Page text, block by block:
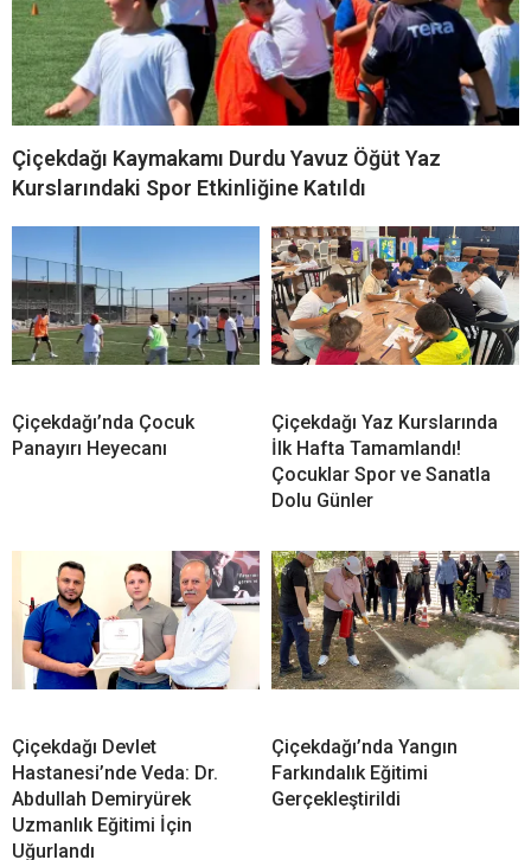
Çiçekdağı Kaymakamı Durdu Yavuz Öğüt Yaz
Kurslarındaki Spor Etkinliğine Katıldı
Çiçekdağı’nda Çocuk
Panayırı Heyecanı
Çiçekdağı Yaz Kurslarında
İlk Hafta Tamamlandı!
Çocuklar Spor ve Sanatla
Dolu Günler
Çiçekdağı Devlet
Hastanesi’nde Veda: Dr.
Abdullah Demiryürek
Uzmanlık Eğitimi İçin
Uğurlandı
Çiçekdağı’nda Yangın
Farkındalık Eğitimi
Gerçekleştirildi